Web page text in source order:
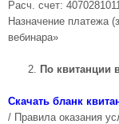
Расч. счет:
Назначение платежа
вебинара»
По квитанции
Скачать бланк
/ Правила оказания